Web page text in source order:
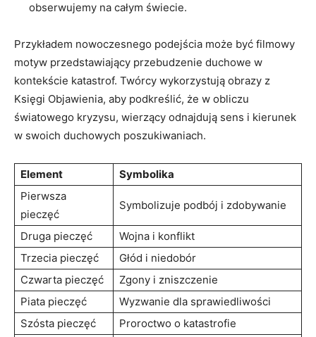
obserwujemy na całym świecie.
Przykładem nowoczesnego podejścia może​ być filmowy
motyw przedstawiający przebudzenie duchowe w
kontekście⁢ katastrof. Twórcy wykorzystują obrazy z⁣
Księgi Objawienia, aby podkreślić, że w obliczu
światowego kryzysu, wierzący ​odnajdują sens ‍i ​kierunek
⁢w swoich duchowych poszukiwaniach.
Element
Symbolika
Pierwsza
pieczęć
Symbolizuje ‍podbój i ‌zdobywanie
Druga pieczęć
Wojna ‍i konflikt
Trzecia pieczęć
Głód i niedobór
Czwarta pieczęć
Zgony i zniszczenie
Piata pieczęć
Wyzwanie dla‍ sprawiedliwości
Szósta pieczęć
Proroctwo‍ o katastrofie